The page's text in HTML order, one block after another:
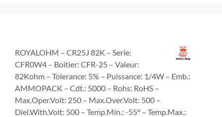
ROYALOHM – CR25J 82K – Serie:
CFR0W4 – Boitier: CFR-25 – Valeur:
82Kohm – Tolerance: 5% – Puissance: 1/4W – Emb.:
AMMOPACK – Cdt.: 5000 – Rohs: RoHS –
Max.Oper.Volt: 250 – Max.Over.Volt: 500 –
Diel.With.Volt: 500 – Temp.Min.: -55° – Temp.Max.: